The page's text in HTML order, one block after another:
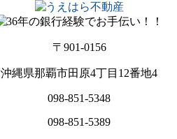
〒901-0156
沖縄県那覇市田原4丁目12番地4
098-851-5348
098-851-5389